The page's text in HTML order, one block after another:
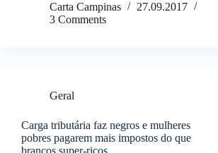
Carta Campinas
27.09.2017
3 Comments
Geral
Carga tributária faz negros e mulheres
pobres pagarem mais impostos do que